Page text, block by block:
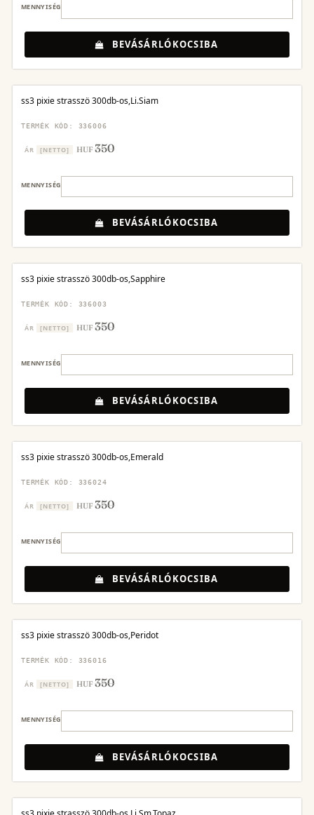
MENNYISÉG
BEVÁSÁRLÓKOCSIBA
ss3 pixie strasszö 300db-os,Li.Siam
TERMÉK KÓD: 336006
ÁR [NETTO] HUF350
MENNYISÉG
BEVÁSÁRLÓKOCSIBA
ss3 pixie strasszö 300db-os,Sapphire
TERMÉK KÓD: 336003
ÁR [NETTO] HUF350
MENNYISÉG
BEVÁSÁRLÓKOCSIBA
ss3 pixie strasszö 300db-os,Emerald
TERMÉK KÓD: 336024
ÁR [NETTO] HUF350
MENNYISÉG
BEVÁSÁRLÓKOCSIBA
ss3 pixie strasszö 300db-os,Peridot
TERMÉK KÓD: 336016
ÁR [NETTO] HUF350
MENNYISÉG
BEVÁSÁRLÓKOCSIBA